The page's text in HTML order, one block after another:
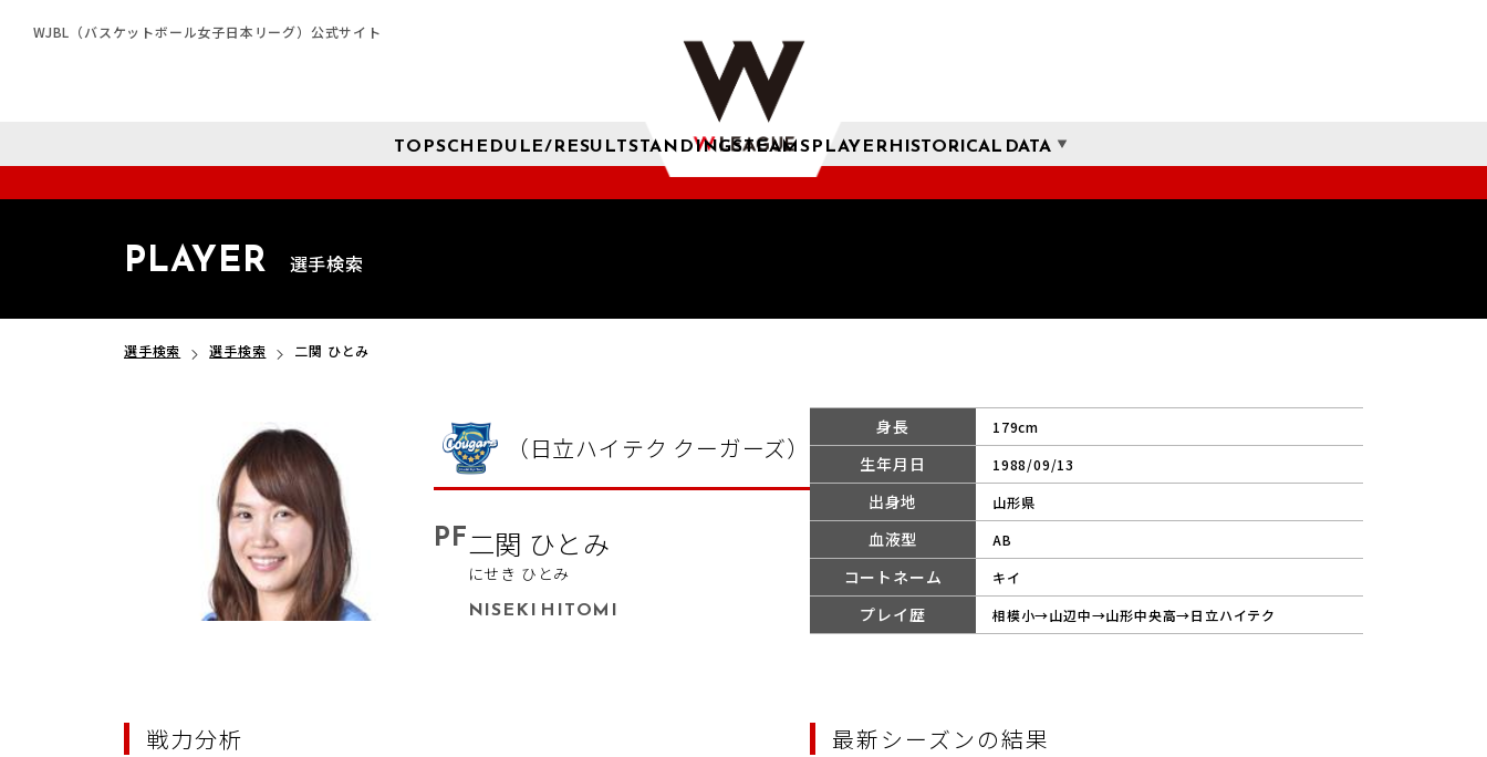
WJBL（バスケットボール女子日本リーグ）公式サイト
TOPSCHEDULE/RESULTSTANDINGSTEAMSPLAYERHISTORICAL DATA
PLAYER 選手検索
選手検索 選手検索 二関 ひとみ
（日立ハイテク クーガーズ）
PF二関 ひとみ
にせき ひとみ
NISEKI HITOMI
身長 179cm
生年月日 1988/09/13
出身地 山形県
血液型 AB
コートネーム キイ
プレイ歴 相模小→山辺中→山形中央高→日立ハイテク
戦力分析 最新シーズンの結果